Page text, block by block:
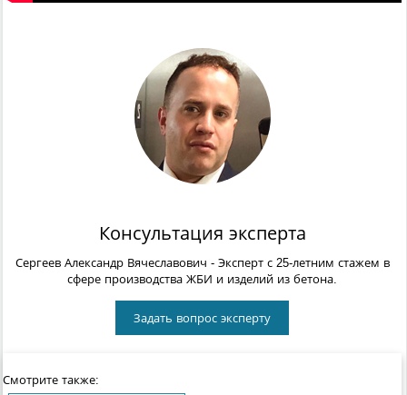
Консультация эксперта
Сергеев Александр Вячеславович - Эксперт с 25-летним стажем в
сфере производства ЖБИ и изделий из бетона.
Задать вопрос эксперту
Смотрите также: